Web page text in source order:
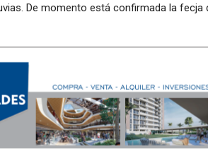
De momento está confirmada la fecja